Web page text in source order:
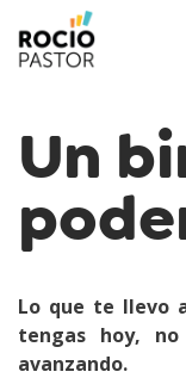
Un
Lo que te llevo
tengas hoy,
avanzando.